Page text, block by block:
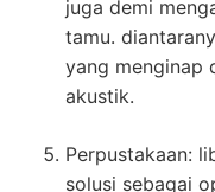
juga demi
tamu.
yang menginap
akustik.
Perpustakaan:
solusi sebagai